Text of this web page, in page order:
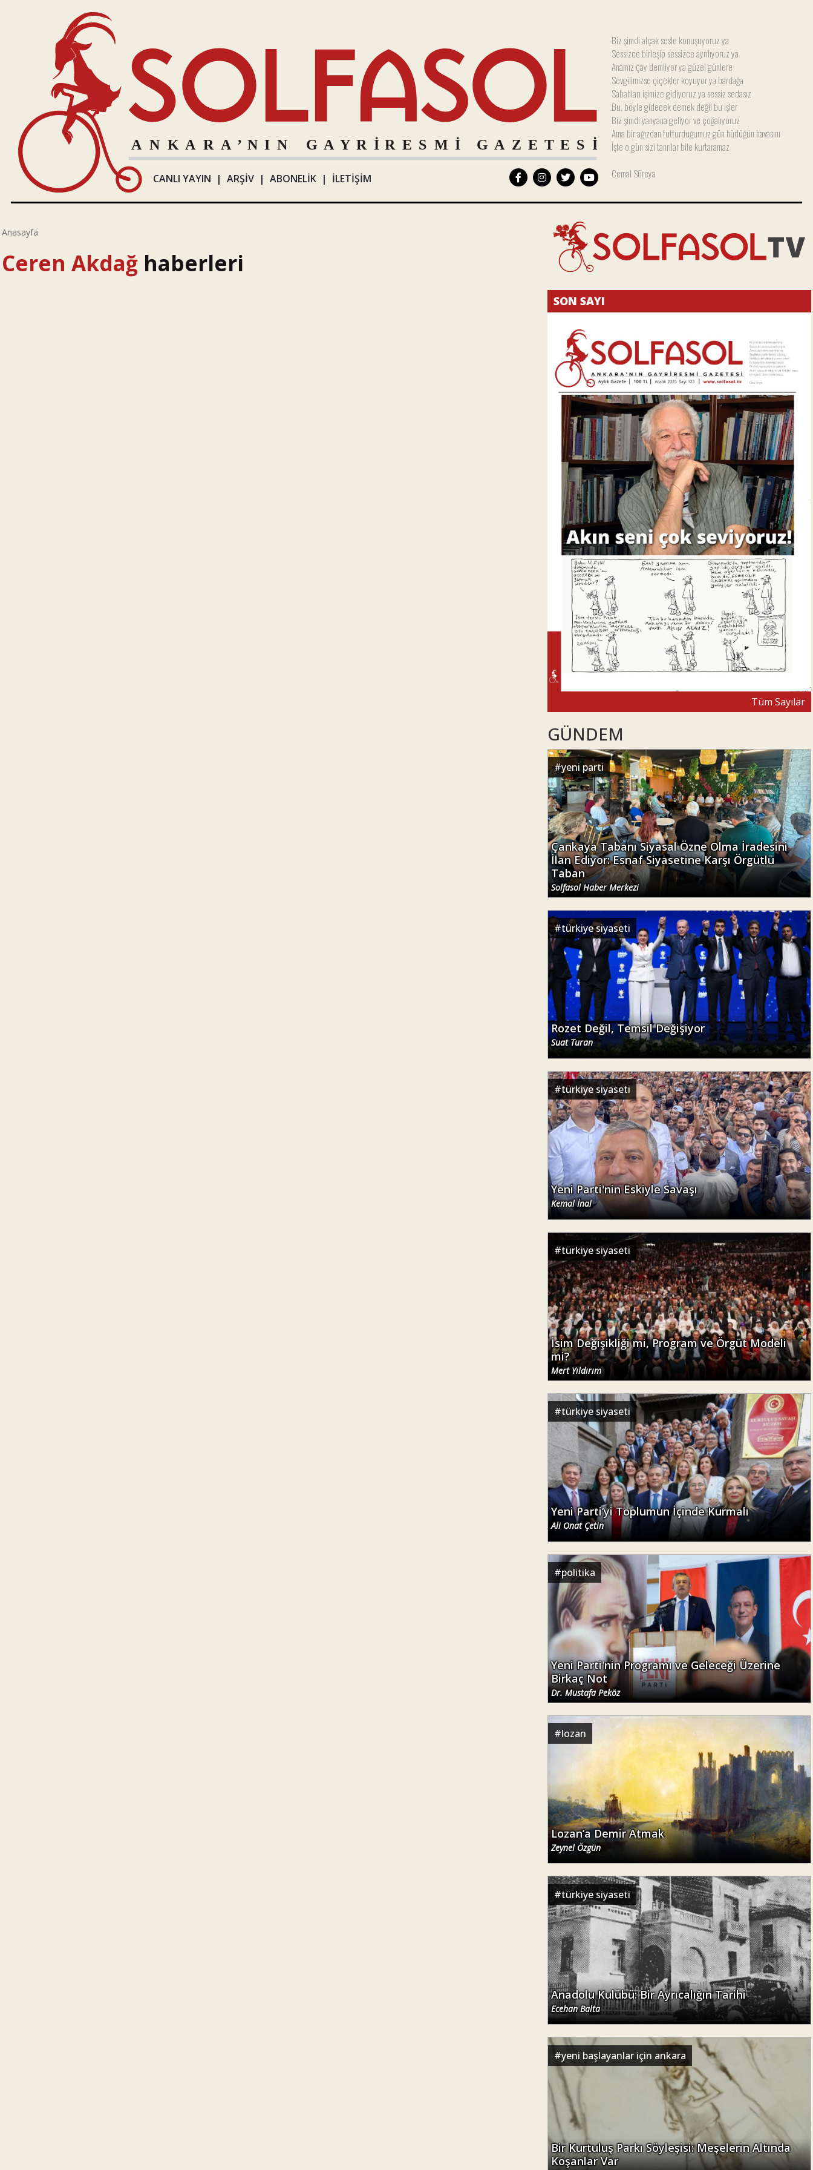
CANLI YAYIN |ARŞİV |ABONELİK | İLETİŞİM
Biz şimdi alçak sesle konuşuyoruz ya
Sessizce birleşip sessizce ayrılıyoruz ya
Anamız çay demliyor ya güzel günlere
Sevgilimizse çiçekler koyuyor ya bardağa
Sabahları işimize gidiyoruz ya sessiz sedasız
Bu, böyle gidecek demek değil bu işler
Biz şimdi yanyana geliyor ve çoğalıyoruz
Ama bir ağızdan tutturduğumuz gün hürlüğün havasını
İşte o gün sizi tanrılar bile kurtaramaz
Cemal Süreya
Anasayfa
Ceren Akdağ haberleri
SON SAYI
Tüm Sayılar
GÜNDEM
#yeni parti
Çankaya Tabanı Siyasal Özne Olma İradesini
İlan Ediyor: Esnaf Siyasetine Karşı Örgütlü
Taban
Solfasol Haber Merkezi
#türkiye siyaseti
Rozet Değil, Temsil Değişiyor
Suat Turan
#türkiye siyaseti
Yeni Parti'nin Eskiyle Savaşı
Kemal İnal
#türkiye siyaseti
İsim Değişikliği mi, Program ve Örgüt Modeli
mi?
Mert Yıldırım
#türkiye siyaseti
Yeni Parti’yi Toplumun İçinde Kurmalı
Ali Onat Çetin
#politika
Yeni Parti'nin Programı ve Geleceği Üzerine
Birkaç Not
Dr. Mustafa Peköz
#lozan
Lozan’a Demir Atmak
Zeynel Özgün
#türkiye siyaseti
Anadolu Kulübü: Bir Ayrıcalığın Tarihi
Ecehan Balta
#yeni başlayanlar için ankara
Bir Kurtuluş Parkı Söyleşisi: Meşelerin Altında
Koşanlar Var